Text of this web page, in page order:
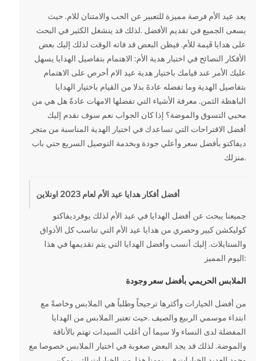
يعد عيد الأم فرصة مميزة للتعبير عن الحب والامتنان للام. حيث
يسعى الجميع في تقديم الأفضل .لذلك قد ينشغل الكثير في البحث
على هدايا قَيمة للأم. فيظن البعض قد فاته الوقت لذلك إليك بعض
الأفكار النصائح في اختيار هدية الأم: الاهتمام بتفاصيل الهدايا يسهل
عليك الأمر عند قيامك باختيار هدية عيد الام أحرص على الاهتمام
بتفاصيل الهدية وما تفضله عادةَ بدلا من القيام باختيار الهدايا
الباهظة الثمن. معرفة الأشياء التي تفضلها الامهات عادةً هل هي من
محبي التسوق والموضة؟ إذا كان الجواب نعم سوف نقدم إليك
أفضل الاقتراحات التي تساعدك في اختيار الهدية المناسبة من متجر
ديفاكتو بأفضل سعر وأعلي جودة وبخدمة التوصيل السريع حتي باب
منزلك.
أفضل أفكار هدايا عيد الأم لعام 2023 اونلاين
جميعنا يبحث عن أفضل الهدايا في عيد الأم لذلك يوفرديفاكتو
كوليكشن كبير وحصري من هدايا عيد الأم التي تناسب كل الأذواق
والستايلات. إليك أنسب وأفضل الهدايا التي يتم تقديمها في هذا
اليوم المميز:
الملابس الحريمي بأفضل سعر وجودة
من أفضل الخيارات وأكثرها ترجيحاً وطلباً هي الملابس وخاصةً مع
ابتداء موسمي الربيع والصيف .حيث تعتبر الملابس من الهدايا
المفضلة لدى النساء ولا سيما أن أغلب السيدات تهتم بالأناقة
والموضة. لذلك قد يجد البعض صعوبة في اختيار الملابس خصوصا مع